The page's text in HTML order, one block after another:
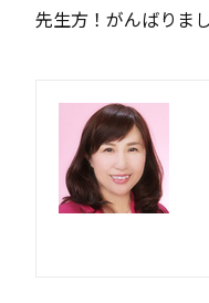
先生方！がんばりま